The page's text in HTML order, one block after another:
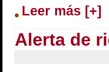
Leer más [+]
Alerta de